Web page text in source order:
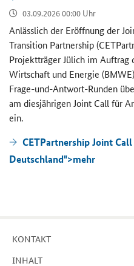
03.09.2026 00:00 Uhr
An­läss­lich der Er­öff­nung der
Transition Partnership
Pro­jekt­trä­ger Jü­lich im Auf­trag
Wirt­schaft und En­er­gie
Frage-​und-Antwort-Runden
am dies­jäh­ri­genJoint Callfür
ein.
CETPartnership Joint
Deutschland">mehr
KON­TAKT
IN­HALT